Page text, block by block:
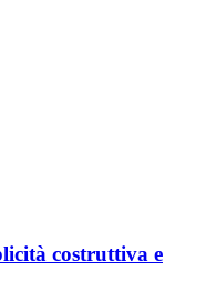
costruttiva e